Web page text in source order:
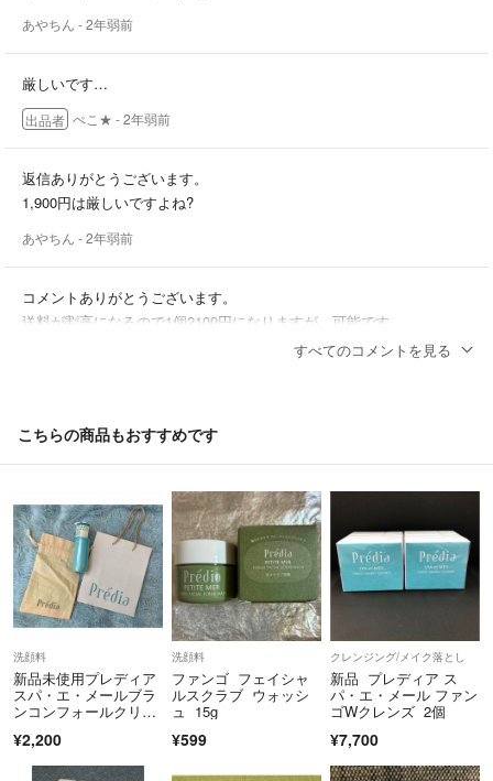
あやちん - 2年弱前
厳しいです…
出品者 ぺこ★ - 2年弱前
返信ありがとうございます。
1,900円は厳しいですよね?
あやちん - 2年弱前
コメントありがとうございます。
送料が割高になるので1個2100円になりますが、可能です。
小売りしていただくことは可能でしょうか。
すべてのコメントを見る
こちらの商品もおすすめです
洗顔料
新品未使用プレディア
スパ・エ・メールブラ
ンコンフォールクリア
¥2,200
洗顔料
ファンゴ フェイシャ
ルスクラブ ウォッシ
ュ 15g
¥599
クレンジング/メイク落とし
新品 プレディア ス
パ・エ・メール ファン
ゴWクレンズ 2個
¥7,700